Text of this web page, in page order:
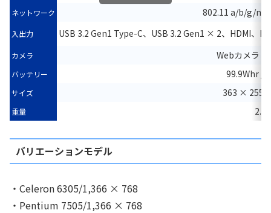
ネットワーク 802.11 a/b/g/n/
入出力 USB 3.2 Gen1 Type-C、USB 3.2 Gen1 × 2、HDMI、
カメラ Webカメラ
バッテリー 99.9Whr /
サイズ 363 × 255
重量 2.2
バリエーションモデル
・Celeron 6305/1,366 × 768
・Pentium 7505/1,366 × 768